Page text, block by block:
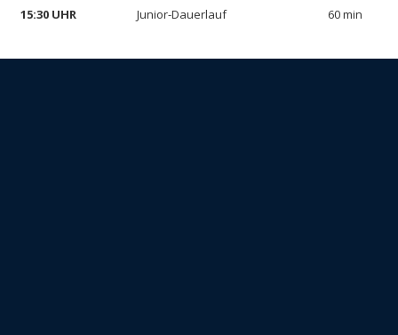
15:30 UHR
Junior-Dauerlauf 60 min